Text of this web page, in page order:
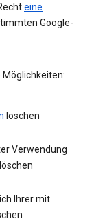
eine
Google-
löschen
Verwendung
Ihrer mit